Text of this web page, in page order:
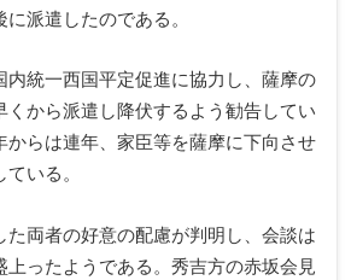
派遣したのである。
内統一西国平定促進に協力し、薩摩の
くから派遣し降伏するよう勧告してい
からは連年、家臣等を薩摩に下向させ
いる。
た両者の好意の配慮が判明し、会談は
上ったようである。秀吉方の赤坂会見